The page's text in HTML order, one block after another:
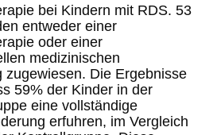
bei Kindern mit RDS. 53
entweder einer
oder einer
medizinischen
zugewiesen. Die Ergebnisse
59% der Kinder in der
eine vollständige
erfuhren, im Vergleich